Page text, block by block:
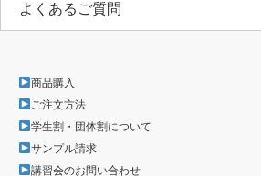
よくあるご質問
商品購入
ご注文方法
学生割・団体割について
サンプル請求
講習会のお問い合わせ